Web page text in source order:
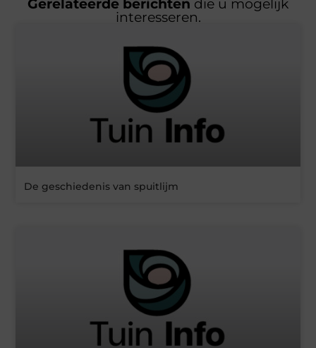
Gerelateerde berichten die u mogelijk
interesseren.
De geschiedenis van spuitlijm